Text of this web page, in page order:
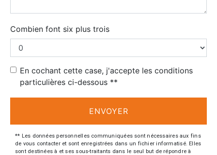
Combien font six plus trois
En cochant cette case, j'accepte les conditions
particulières ci-dessous **
ENVOYER
** Les données personnelles communiquées sont nécessaires aux fins
de vous contacter et sont enregistrées dans un fichier informatisé. Elles
sont destinées à et ses sous-traitants dans le seul but de répondre à